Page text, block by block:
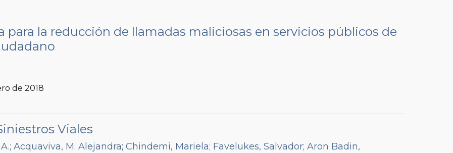
la reducción de llamadas maliciosas en servicios públicos de
de 2018
Viales
; Acquaviva, M. Alejandra; Chindemi, Mariela; Favelukes, Salvador; Aron Badin,